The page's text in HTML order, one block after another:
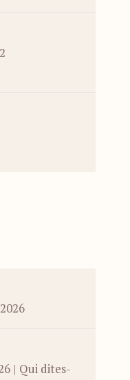
| Qui dites-